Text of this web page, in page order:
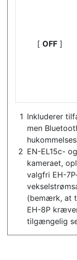
[ OFF]
Inkluderer
men
EN-EL15c-
kameraet,
valgfri EH-
(bemærk, at
EH-8P
tilgængelig